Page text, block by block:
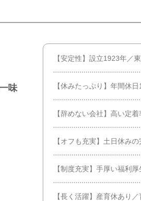
味
【安定性】設立1923年／
【休みたっぷり】年間休
【辞めない会社】高い定
【オフも充実】土日休み
【制度充実】手厚い福利
【長く活躍】産育休あり